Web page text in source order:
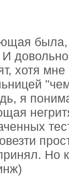
хотя мне
я
Но